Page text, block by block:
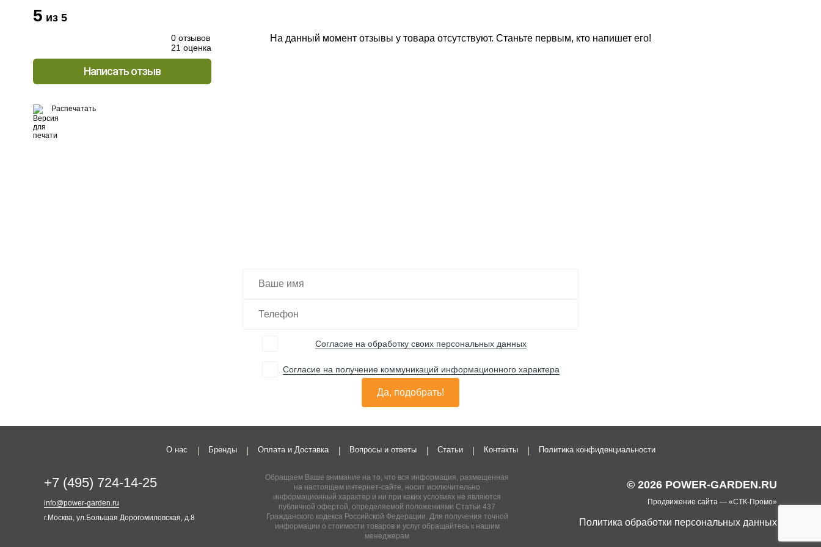
5 из 5
0 отзывов
21 оценка
Написать отзыв
На данный момент отзывы у товара отсутствуют. Станьте первым, кто напишет его!
Распечатать
Согласие на обработку своих персональных данных
Согласие на получение коммуникаций информационного характера
Да, подобрать!
О нас Бренды Оплата и Доставка Вопросы и ответы Статьи Контакты Политика конфиденциальности
+7 (495) 724-14-25
info@power-garden.ru
г.Москва, ул.Большая Дорогомиловская, д.8
Обращаем Ваше внимание на то, что вся информация, размещенная
на настоящем интернет-сайте, носит исключительно
информационный характер и ни при каких условиях не являются
публичной офертой, определяемой положениями Статьи 437
Гражданского кодекса Российской Федерации. Для получения точной
информации о стоимости товаров и услуг обращайтесь к нашим
менеджерам
© 2026 POWER-GARDEN.RU
Продвижение сайта — «СТК-Промо»
Политика обработки персональных данных